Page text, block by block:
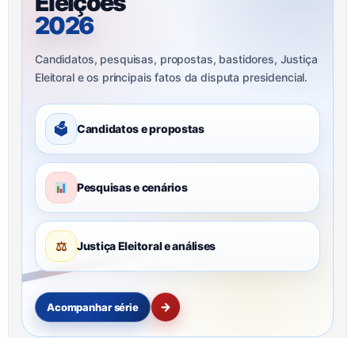
2026
Candidatos, pesquisas, propostas, bastidores, Justiça
Eleitoral e os principais fatos da disputa presidencial.
🗳 Candidatos e propostas
Pesquisas e cenários
⚖ Justiça Eleitoral e análises
Acompanhar série →